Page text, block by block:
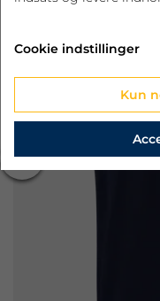
‹
Cookie indstillinger
Kun